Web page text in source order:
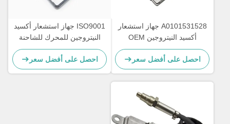
A0101531528 جهاز استشعار
أكسيد النيتروجين OEM
NS1110 مرسيدس أكتروس
NOx Sensor 5WK97330A
احصل على أفضل سعر
ISO9001 جهاز استشعار أكسيد
النيتروجين للمحرك للشاحنة
DAF 2011649 1793379
5WK96628B 1697586
احصل على أفضل سعر